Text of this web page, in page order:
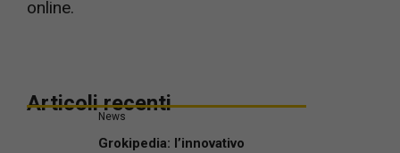
online.
Articoli recenti
News
Grokipedia: l’innovativo